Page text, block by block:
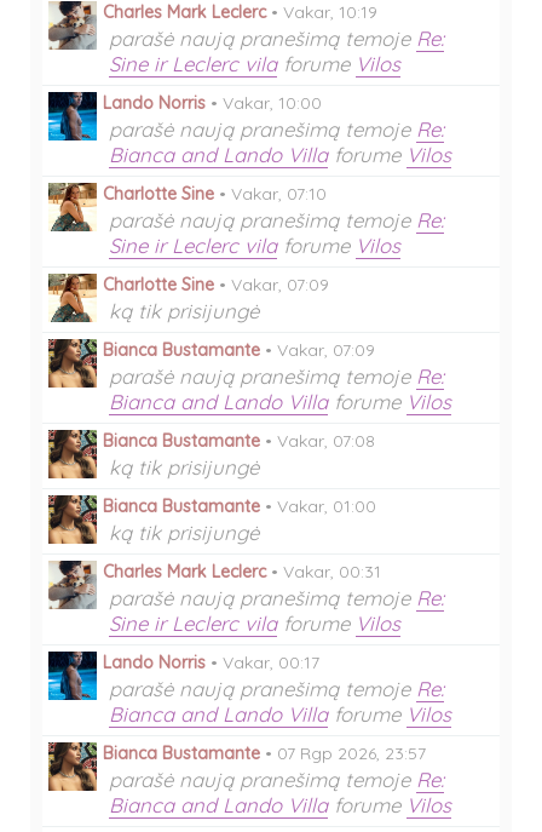
Charles Mark Leclerc• Vakar, 10:19
parašė naują pranešimą temoje Re:
Sine ir Leclerc vilaforume Vilos
Lando Norris • Vakar, 10:00
parašė naują pranešimą temoje Re:
Bianca and Lando Villaforume Vilos
Charlotte Sine • Vakar, 07:10
parašė naują pranešimą temoje Re:
Sine ir Leclerc vilaforume Vilos
Charlotte Sine • Vakar, 07:09
ką tik prisijungė
Bianca Bustamante • Vakar, 07:09
parašė naują pranešimą temoje Re:
Bianca and Lando Villaforume Vilos
Bianca Bustamante • Vakar, 07:08
ką tik prisijungė
Bianca Bustamante • Vakar, 01:00
ką tik prisijungė
Charles Mark Leclerc• Vakar, 00:31
parašė naują pranešimą temoje Re:
Sine ir Leclerc vilaforume Vilos
Lando Norris • Vakar, 00:17
parašė naują pranešimą temoje Re:
Bianca and Lando Villaforume Vilos
Bianca Bustamante • 07 Rgp 2026, 23:57
parašė naują pranešimą temoje Re:
Bianca and Lando Villaforume Vilos